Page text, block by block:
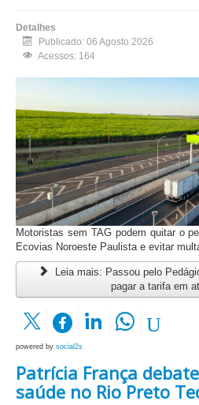
Detalhes
Publicado: 06 Agosto 2026
Acessos: 164
Motoristas sem TAG podem quitar o
Ecovias Noroeste Paulista e evitar
Leia mais: Passou pelo
pagar a tarifa em
powered by social2s
Patrícia França
saúde no Rio Preto